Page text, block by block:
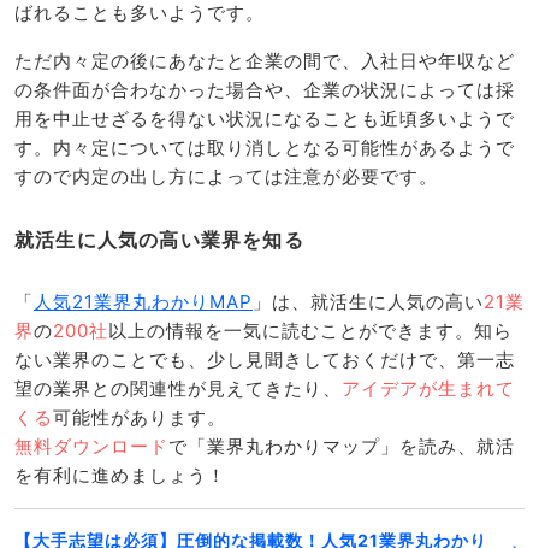
ばれることも多いようです。
ただ内々定の後にあなたと企業の間で、入社日や年収など
の条件面が合わなかった場合や、企業の状況によっては採
用を中止せざるを得ない状況になることも近頃多いようで
す。内々定については取り消しとなる可能性があるようで
すので内定の出し方によっては注意が必要です。
就活生に人気の高い業界を知る
「 人気21業界丸わかりMAP 」は、就活生に人気の高い21業
界の200社以上の情報を一気に読むことができます。知ら
ない業界のことでも、少し見聞きしておくだけで、第一志
望の業界との関連性が見えてきたり、 アイデアが生まれて
くる可能性があります。
無料ダウンロード で「業界丸わかりマップ」を読み、就活
を有利に進めましょう！
【大手志望は必須】圧倒的な掲載数！人気21業界丸わかり